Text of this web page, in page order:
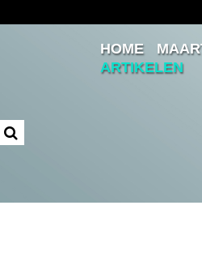
InloggenHOME
ARTIKELEN